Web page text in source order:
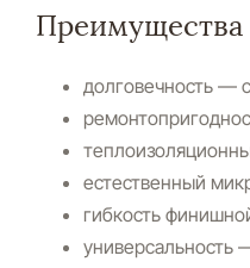
Преимущества
долговечность —
естественный
гибкость
универсальность